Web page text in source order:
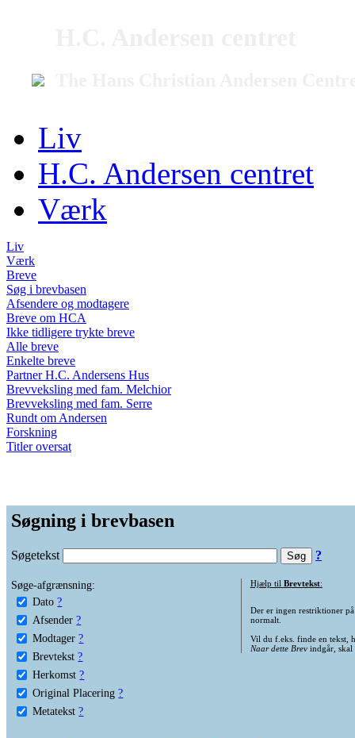
Liv
H.C. Andersen centret
Værk
Liv
Værk
Breve
Søg i brevbasen
Afsendere og modtagere
Breve om HCA
Ikke tidligere trykte breve
Alle breve
Enkelte breve
Partner H.C. Andersens Hus
Brevveksling med fam. Melchior
Brevveksling med fam. Serre
Rundt om Andersen
Forskning
Titler oversat
Søgning i brevbasen
Søgetekst ?
Søge-afgrænsning:
Dato ?
Afsender ?
Modtager ?
Brevtekst ?
Herkomst ?
Original Placering ?
Metatekst ?
Hjælp til Brevtekst:
Der er ingen restriktioner
normalt.
Vil du f.eks. finde en tekst,
Naar dette Brevindgår, skal